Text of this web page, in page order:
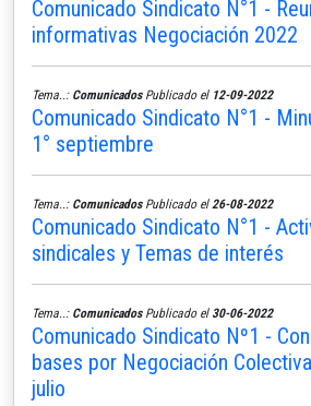
Comunicado Sindicato N°1 -
informativas Negociación 2022
Tema..: ComunicadosPublicado el 12-09-2022
Comunicado Sindicato N°1 -
1° septiembre
Tema..: ComunicadosPublicado el 26-08-2022
Comunicado Sindicato N°1 -
sindicales y Temas de interés
Tema..: ComunicadosPublicado el 30-06-2022
Comunicado Sindicato Nº1 -
bases por Negociación
julio